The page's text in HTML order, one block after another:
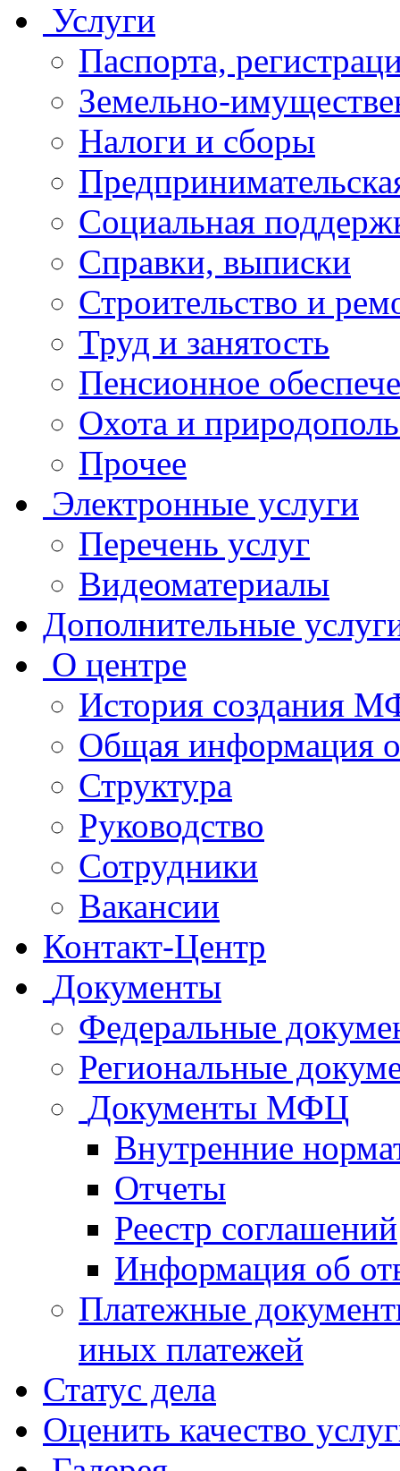
Услуги
Паспорта,
Земельно-
Налоги и сборы
Социальная
Справки, выписки
Строительство и
Труд и занятость
Пенсионное
Охота и
Прочее
Электронные услуги
Перечень услуг
Видеоматериалы
Дополнительные
О центре
История создания
Общая
Структура
Руководство
Сотрудники
Вакансии
Контакт-Центр
Документы
Федеральные
Региональные
Документы МФЦ
Внутренние
Отчеты
Реестр соглашений
Информация об
Платежные
иных платежей
Статус дела
Оценить качество